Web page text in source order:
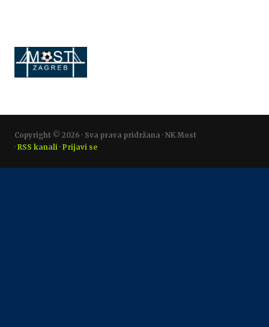
Copyright © 2026 · Sva prava pridržana · NK Most
· RSS kanali · Prijavi se